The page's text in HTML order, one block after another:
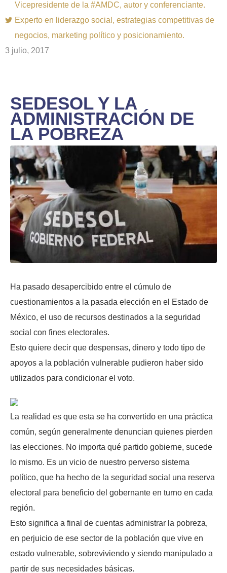
Vicepresidente de la #AMDC, autor y conferenciante.
Experto en liderazgo social, estrategias competitivas de
negocios, marketing político y posicionamiento.
3 julio, 2017
SEDESOL Y LA
ADMINISTRACIÓN DE
LA POBREZA
Ha pasado desapercibido entre el cúmulo de
cuestionamientos a la pasada elección en el Estado de
México, el uso de recursos destinados a la seguridad
social con fines electorales.
Esto quiere decir que despensas, dinero y todo tipo de
apoyos a la población vulnerable pudieron haber sido
utilizados para condicionar el voto.
La realidad es que esta se ha convertido en una práctica
común, según generalmente denuncian quienes pierden
las elecciones. No importa qué partido gobierne, sucede
lo mismo. Es un vicio de nuestro perverso sistema
político, que ha hecho de la seguridad social una reserva
electoral para beneficio del gobernante en turno en cada
región.
Esto significa a final de cuentas administrar la pobreza,
en perjuicio de ese sector de la población que vive en
estado vulnerable, sobreviviendo y siendo manipulado a
partir de sus necesidades básicas.